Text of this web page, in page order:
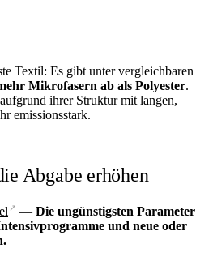
Textil: Es gibt unter vergleichbaren
Mikrofasern ab als Polyester.
ihrer Struktur mit langen,
emissionsstark.
Abgabe erhöhen
↗ — Die ungünstigsten Parameter
und neue oder